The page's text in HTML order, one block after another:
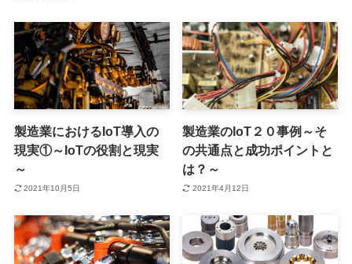
製造業におけるIoT導入の
現実①～IoTの役割と現実
～
2021年10月5日
製造業のIoT２０事例～そ
の共通点と成功ポイントと
は？～
2021年4月12日